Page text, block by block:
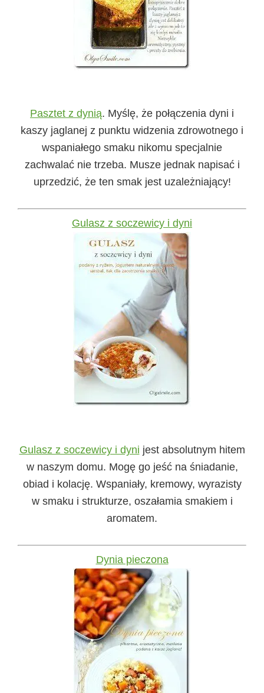
Pasztet z dynią. Myślę, że połączenia dyni i
kaszy jaglanej z punktu widzenia zdrowotnego i
wspaniałego smaku nikomu specjalnie
zachwalać nie trzeba. Musze jednak napisać i
uprzedzić, że ten smak jest uzależniający!
Gulasz z soczewicy i dyni
Gulasz z soczewicy i dyni jest absolutnym hitem
w naszym domu. Mogę go jeść na śniadanie,
obiad i kolację. Wspaniały, kremowy, wyrazisty
w smaku i strukturze, oszałamia smakiem i
aromatem.
Dynia pieczona